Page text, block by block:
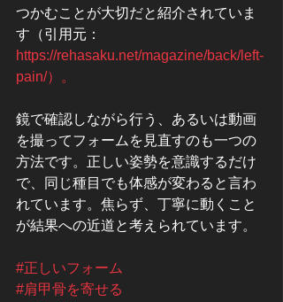
つかむことが大切だと紹介されていま
す（引用元：
https://rehasaku.net/magazine/back/left-
pain/）。
鏡で確認しながら行う、あるいは動画
を撮ってフォームを見直すのも一つの
方法です。正しい姿勢を意識するだけ
で、同じ種目でも体感が変わると言わ
れています。焦らず、丁寧に動くこと
が結果への近道と考えられています。
#正しいフォーム
#肩甲骨を寄せる